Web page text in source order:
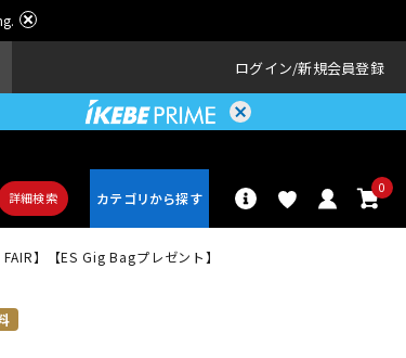
ログイン 新規会員登録
詳細検索
0
】【ES Gig Bagプレゼント】